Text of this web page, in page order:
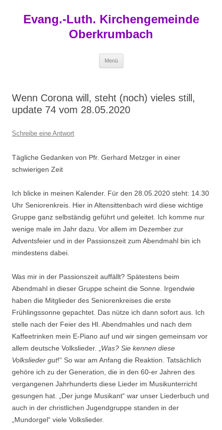
springen
Evang.-Luth. Kirchengemeinde
Oberkrumbach
Menü
Wenn Corona will, steht (noch) vieles still,
update 74 vom 28.05.2020
Schreibe eine Antwort
Tägliche Gedanken von Pfr. Gerhard Metzger in einer
schwierigen Zeit
Ich blicke in meinen Kalender. Für den 28.05.2020 steht: 14.30
Uhr Seniorenkreis. Hier in Altensittenbach wird diese wichtige
Gruppe ganz selbständig geführt und geleitet. Ich komme nur
wenige male im Jahr dazu. Vor allem im Dezember zur
Adventsfeier und in der Passionszeit zum Abendmahl bin ich
mindestens dabei.
Was mir in der Passionszeit auffällt? Spätestens beim
Abendmahl in dieser Gruppe scheint die Sonne. Irgendwie
haben die Mitglieder des Seniorenkreises die erste
Frühlingssonne gepachtet. Das nütze ich dann sofort aus. Ich
stelle nach der Feier des Hl. Abendmahles und nach dem
Kaffeetrinken mein E-Piano auf und wir singen gemeinsam vor
allem deutsche Volkslieder. „ Was? Sie kennen diese
Volkslieder gut!“ So war am Anfang die Reaktion. Tatsächlich
gehöre ich zu der Generation, die in den 60-er Jahren des
vergangenen Jahrhunderts diese Lieder im Musikunterricht
gesungen hat. „Der junge Musikant“ war unser Liederbuch und
auch in der christlichen Jugendgruppe standen in der
„Mundorgel“ viele Volkslieder.